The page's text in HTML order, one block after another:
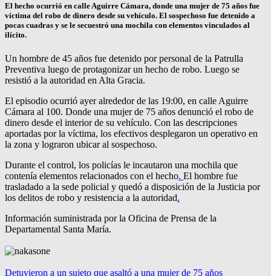
El hecho ocurrió en calle Aguirre Cámara, donde una mujer de 75 años fue
víctima del robo de dinero desde su vehículo. El sospechoso fue detenido a
pocas cuadras y se le secuestró una mochila con elementos vinculados al
ilícito.
Un hombre de 45 años fue detenido por personal de la Patrulla
Preventiva luego de protagonizar un hecho de robo. Luego se
resistió a la autoridad en Alta Gracia.
El episodio ocurrió ayer alrededor de las 19:00, en calle Aguirre
Cámara al 100. Donde una mujer de 75 años denunció el robo de
dinero desde el interior de su vehículo. Con las descripciones
aportadas por la víctima, los efectivos desplegaron un operativo en
la zona y lograron ubicar al sospechoso.
Durante el control, los policías le incautaron una mochila que
contenía elementos relacionados con el hecho. El hombre fue
trasladado a la sede policial y quedó a disposición de la Justicia por
los delitos de robo y resistencia a la autoridad.
Información suministrada por la Oficina de Prensa de la
Departamental Santa María.
Detuvieron a un sujeto que asaltó a una mujer de 75 años